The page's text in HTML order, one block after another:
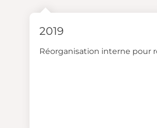
2019
Réorganisation interne pour